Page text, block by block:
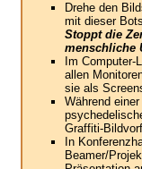
Drehe den
mit dieser
Stoppt die
menschliche
Im
allen
sie als
Während
Graffiti-
In
Beamer/